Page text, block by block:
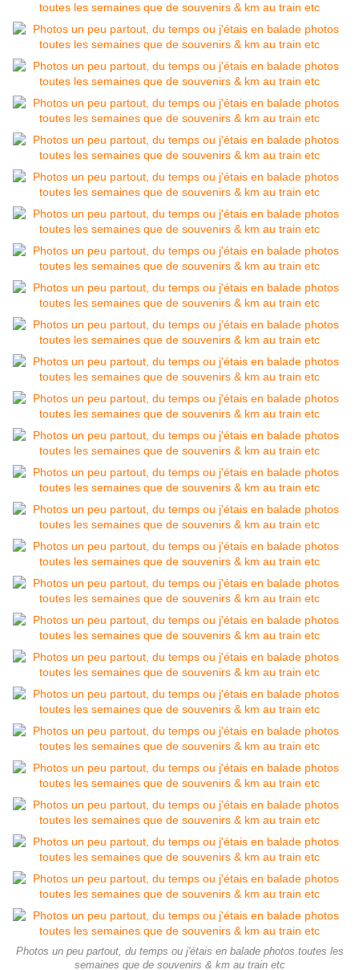
Photos un peu partout, du temps ou j'étais en balade photos toutes les
semaines que de souvenirs & km au train etc